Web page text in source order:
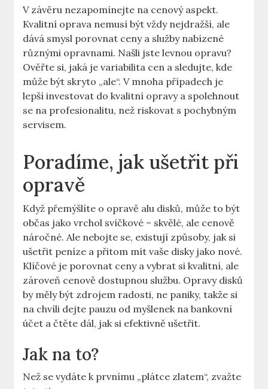
V‍ závěru nezapomínejte na cenový aspekt.
Kvalitní oprava ‌nemusí​ být ⁣vždy nejdražší, ale
dává smysl porovnat‍ ceny a​ služby‍ nabízené
⁤různými opravnami. Našli jste levnou opravu?
⁣Ověřte si, jaká je⁤ variabilita cen‌ a sledujte, kde
může být ‌skryto „ale“. V mnoha případech je⁣
lepší investovat do ​kvalitní opravy⁣ a⁤ spolehnout
se na profesionalitu, než riskovat s pochybným
servisem.
Poradíme, ​jak ‍ušetřit při
opravě
Když přemýšlíte o opravě alu disků, může to být
občas jako‍ vrchol svíčkové – skvělé, ale cenově​
náročné. Ale nebojte se, ⁢existují způsoby, jak si
ušetřit peníze a přitom⁤ mít ‌vaše disky‌ jako nové.
Klíčové je porovnat ceny ⁣a vybrat si kvalitní, ale
zároveň cenově ⁣dostupnou službu. Opravy ⁣disků
by měly být zdrojem‌ radosti, ne paniky, takže ​si
na⁢ chvíli dejte pauzu od myšlenek na bankovní
účet a ‍čtěte dál, jak si efektivně ušetřit.
Jak na⁣ to?
Než se vydáte k prvnímu „plátce zlatem“, zvažte